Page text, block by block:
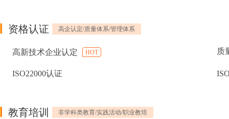
资格认证 高企认定/质量体系/管理体系
高新技术企业认定 HOT 质
ISO22000认证
教育培训 非学科类教育/实践活动/职业教培